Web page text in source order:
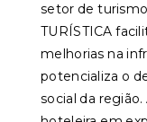
setor de
TURÍSTICA
melhorias na
potencializa o
social da